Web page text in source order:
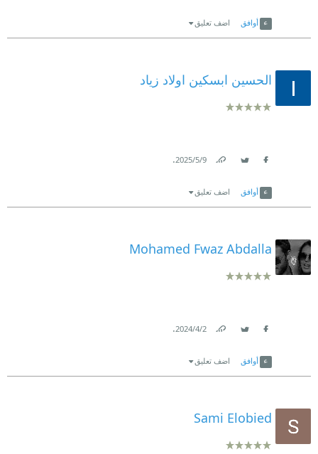
أوافق اضف تعليق
الحسين ابسكين اولاد زياد
9‏/5‏/2025
.
أوافق اضف تعليق
Mohamed Fwaz Abdalla
2‏/4‏/2024
.
أوافق اضف تعليق
Sami Elobied